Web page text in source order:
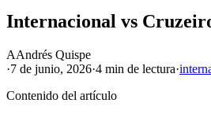
Internacional vs
AAndrés Quispe
·7 de junio, 2026·4 min de lectura·
Contenido del artículo